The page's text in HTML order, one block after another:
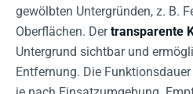
gewölbten Untergründen, z. B.
Oberflächen. Dertransparente
Untergrund sichtbar und
Entfernung. Die